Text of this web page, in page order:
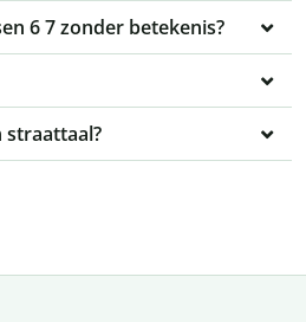
6 7 zonder betekenis?
straattaal?